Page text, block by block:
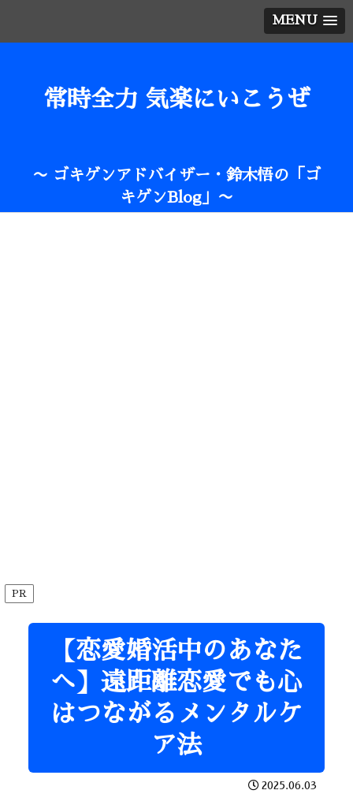
MENU
常時全力 気楽にいこうぜ
〜 ゴキゲンアドバイザー・鈴木悟の「ゴ
キゲンBlog」〜
PR
【恋愛婚活中のあなた
へ】遠距離恋愛でも心
はつながるメンタルケ
ア法
2025.06.03